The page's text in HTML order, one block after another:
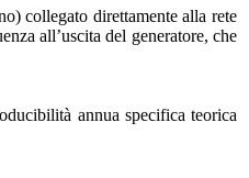
collegato direttamente alla rete
all’uscita del generatore, che
annua specifica teorica